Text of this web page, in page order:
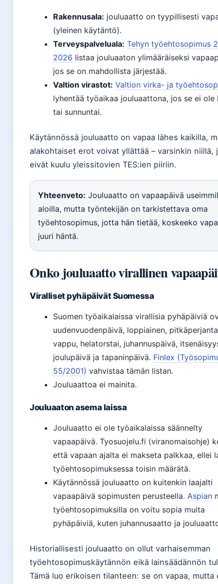
Rakennusala: jouluaatto on tyypillisesti
(yleinen käytäntö).
Terveyspalveluala: Tehyn työehtosopimus
2026 listaa jouluaaton ylimääräiseksi
jos se on mahdollista järjestää.
Valtion virastot: Valtion virka- ja
lyhentää työaikaa jouluaattona, jos se ei ole
tai sunnuntai.
Käytännössä jouluaatto on vapaa lähes kaikilla,
alakohtaiset erot voivat yllättää – varsinkin niillä,
eivät kuulu yleissitovien TES:ien piiriin.
Yhteenveto: Jouluaatto on vapaapäivä
aloilla, mutta työntekijän on tarkistettava oma
työehtosopimus, jotta hän tietää, koskeeko
juuri häntä.
Onko jouluaatto virallinen
Viralliset pyhäpäivät Suomessa
Suomen työaikalaissa virallisia pyhäpäiviä
uudenvuodenpäivä, loppiainen,
vappu, helatorstai, juhannuspäivä,
joulupäivä ja tapaninpäivä. Finlex
55/2001) vahvistaa tämän listan.
Jouluaattoa ei mainita.
Jouluaaton asema laissa
Jouluaatto ei ole työaikalaissa säännelty
vapaapäivä. Tyosuojelu.fi (viranomaisohje)
että vapaan ajalta ei makseta palkkaa, ellei
työehtosopimuksessa toisin määrätä.
Käytännössä jouluaatto on kuitenkin laajalti
vapaapäivä sopimusten perusteella. Aspian
työehtosopimuksilla on voitu sopia muita
pyhäpäiviä, kuten juhannusaatto ja
Historiallisesti jouluaatto on ollut varhaisemman
työehtosopimuskäytännön eikä lainsäädännön
Tämä luo erikoisen tilanteen: se on vapaa, mutta